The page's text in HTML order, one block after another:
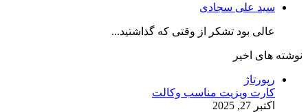
سید علی سجادی
عالی بود تشکر از وقتی که گذاشتید...
نوشته های اخیر
رپورتاژ
کارت ویزیت مناسب وکالت
اکتبر 27, 2025